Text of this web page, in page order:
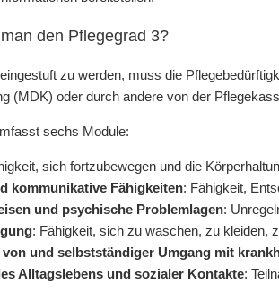
den Pflegegrad 3?
zu werden, muss die
(MDK) oder durch andere von der
sechs Module:
sich fortzubewegen und die
kommunikative Fähigkeiten: Fähigkeit,
und psychische Problemlagen:
: Fähigkeit, sich zu waschen, zu kleiden,
und selbstständiger Umgang mit
Alltagslebens und sozialer Kontakte: